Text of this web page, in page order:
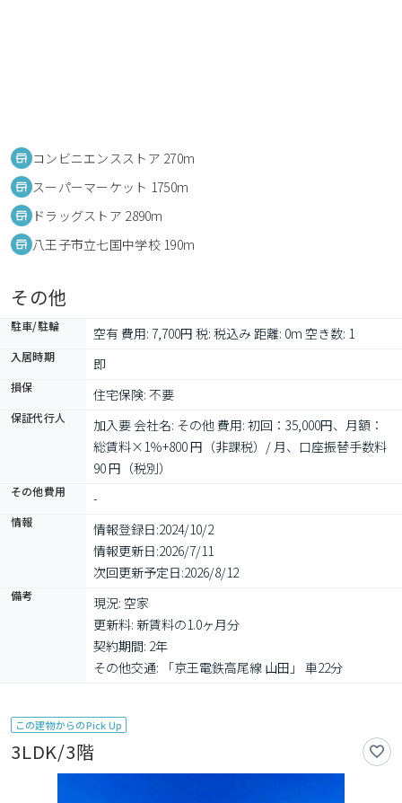
コンビニエンスストア 270m
スーパーマーケット 1750m
ドラッグストア 2890m
八王子市立七国中学校 190m
その他
駐車/駐輪 空有 費用: 7,700円 税: 税込み 距離: 0m 空き数: 1
入居時期 即
損保 住宅保険: 不要
保証代行人
加入要 会社名: その他 費用: 初回：35,000円、月額：
総賃料×1％+800 円（非課税）/ 月、口座振替手数料
90 円（税別）
その他費用 -
情報 情報登録日:2024/10/2
情報更新日:2026/7/11
次回更新予定日:2026/8/12
備考
現況: 空家
更新料: 新賃料の1.0ヶ月分
契約期間: 2年
その他交通: 「京王電鉄高尾線 山田」 車22分
この建物からのPick Up
3LDK/3階